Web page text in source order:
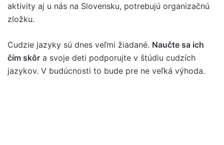
aktivity aj u nás na Slovensku, potrebujú organizačnú
zložku.
Cudzie jazyky sú dnes veľmi žiadané. Naučte sa ich
čím skôr a svoje deti podporujte v štúdiu cudzích
jazykov. V budúcnosti to bude pre ne veľká výhoda.